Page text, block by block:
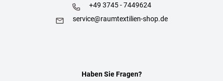
Haben Sie Fragen?
+49 3745 - 7449624
service@raumtextilien-shop.de